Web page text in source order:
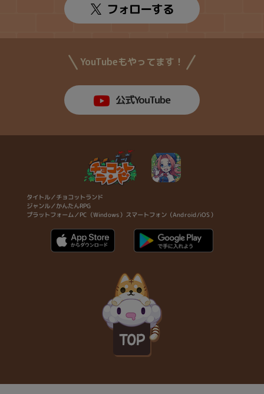
フォローする
YouTubeもやってます！
公式YouTube
タイトル／チョコットランド
ジャンル／かんたんRPG
プラットフォーム／PC（Windows）スマートフォン（Android/iOS）